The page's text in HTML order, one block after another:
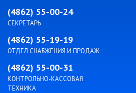
(4862) 55-00-24
СЕКРЕТАРЬ
(4862) 55-19-19
ОТДЕЛ СНАБЖЕНИЯ И ПРОДАЖ
(4862) 55-00-31
КОНТРОЛЬНО-КАССОВАЯ
ТЕХНИКА